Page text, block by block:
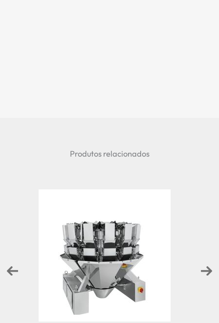
Produtos relacionados